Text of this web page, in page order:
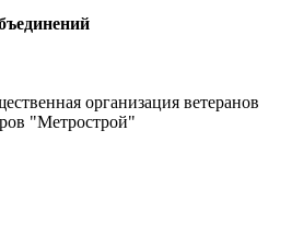
организация ветеранов
"Метрострой"